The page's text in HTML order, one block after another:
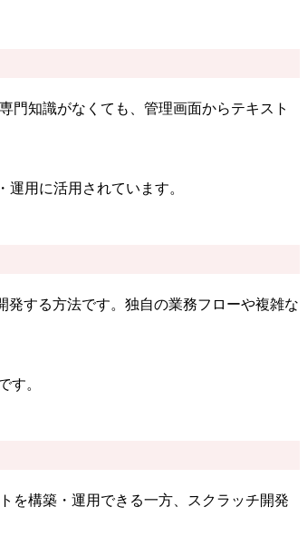
門知識がなくても、管理画面からテキスト
用に活用されています。
発する方法です。独自の業務フローや複雑な
す。
を構築・運用できる一方、スクラッチ開発